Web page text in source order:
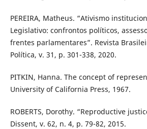
PEREIRA, Matheus. “Ativismo
Legislativo: confrontos políticos,
frentes parlamentares”. Revista
Política, v. 31, p. 301-338, 2020.
PITKIN, Hanna. The concept of
University of California Press, 1967.
ROBERTS, Dorothy. “Reproductive
Dissent, v. 62, n. 4, p. 79-82, 2015.